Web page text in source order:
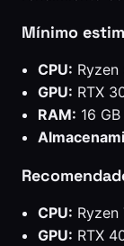
Mínimo
CPU:
GPU: RTX
RAM: 16
CPU:
GPU: RTX